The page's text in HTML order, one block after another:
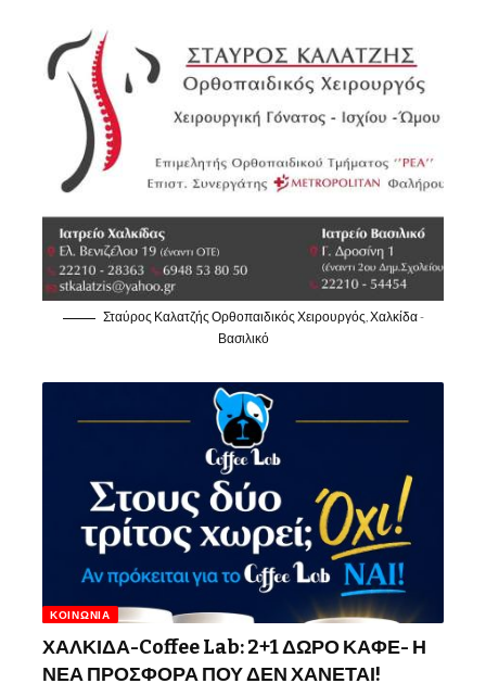
Σταύρος Καλατζής Ορθοπαιδικός Χειρουργός, Χαλκίδα -
Βασιλικό
ΚΟΙΝΩΝΊΑ
ΧΑΛΚΙΔΑ-Coffee Lab: 2+1 ΔΩΡΟ ΚΑΦΕ- Η
ΝΕΑ ΠΡΟΣΦΟΡΑ ΠΟΥ ΔΕΝ ΧΑΝΕΤΑΙ!